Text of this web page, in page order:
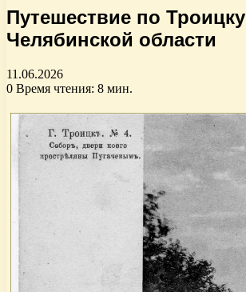
Путешествие по Троицку
Челябинской области
11.06.2026
0 Время чтения: 8 мин.